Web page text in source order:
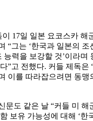
17일 일본 요코스카 해
“그는 ‘한국과 일본의 조
능력을 보강할 것’이라며
”고 전했다. 커들 제독은
이를 따라잡으려면 동맹
문도 같은 날 “커들 미 해
보유 가능성에 대해 ‘한